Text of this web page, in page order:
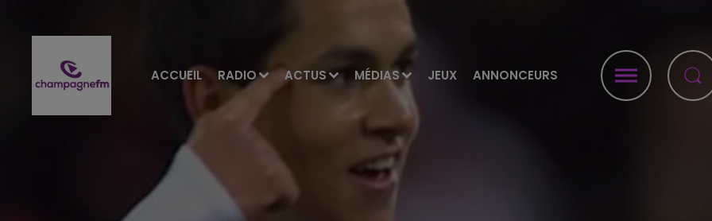
ACCUEIL RADIO ACTUS MÉDIAS JEUX ANNONCEURS